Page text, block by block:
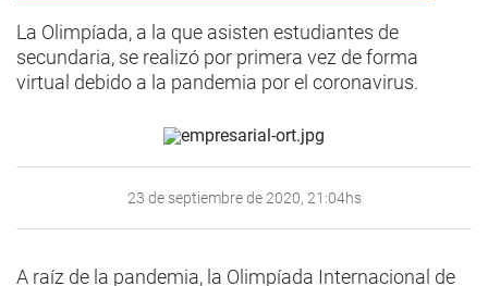
La Olimpíada, a la que asisten estudiantes de
secundaria, se realizó por primera vez de forma
virtual debido a la pandemia por el coronavirus.
23 de septiembre de 2020, 21:04hs
A raíz de la pandemia, la Olimpíada Internacional de